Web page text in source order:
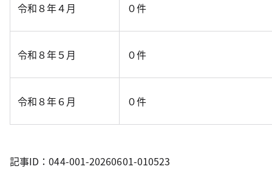
令和８年４月 ０件
令和８年５月 ０件
令和８年６月 ０件
記事ID：044-001-20260601-010523